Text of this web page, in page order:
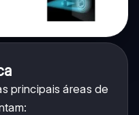
principais áreas de